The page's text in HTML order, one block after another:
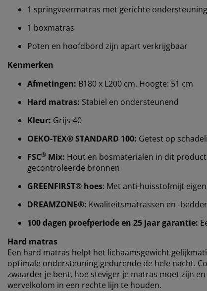
1 springveermatras met gerichte ondersteuning
1 boxmatras
Poten en hoofdbord zijn apart verkrijgbaar
Kenmerken
Afmetingen: B180 x L200 cm. Hoogte: 51 cm
Hard matras: Stabiel en ondersteunend
Kleur: Grijs-40
OEKO-TEX® STANDARD 100: Getest op
FSC® Mix: Hout en bosmaterialen in dit product
gecontroleerde bronnen
GREENFIRST® hoes: Met anti-huisstofmijt
DREAMZONE®: Kwaliteitsmatrassen en -
100 dagen proefperiode en 25 jaar garantie:
Hard matras
Een hard matras helpt het lichaamsgewicht
optimale ondersteuning gedurende de hele nacht.
zwaarder je bent, hoe steviger je matras moet zijn
wervelkolom in een rechte lijn te houden.